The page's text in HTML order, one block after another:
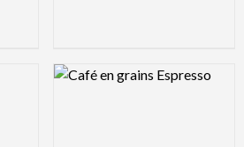
Logo Preview Image